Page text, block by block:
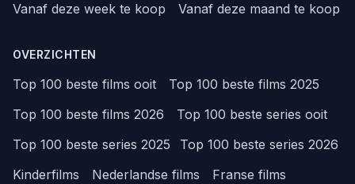
Vanaf deze week te koop
Vanaf deze maand te koop
OVERZICHTEN
Top 100 beste films ooit
Top 100 beste films 2025
Top 100 beste films 2026
Top 100 beste series ooit
Top 100 beste series 2025
Top 100 beste series 2026
Kinderfilms
Nederlandse films
Franse films